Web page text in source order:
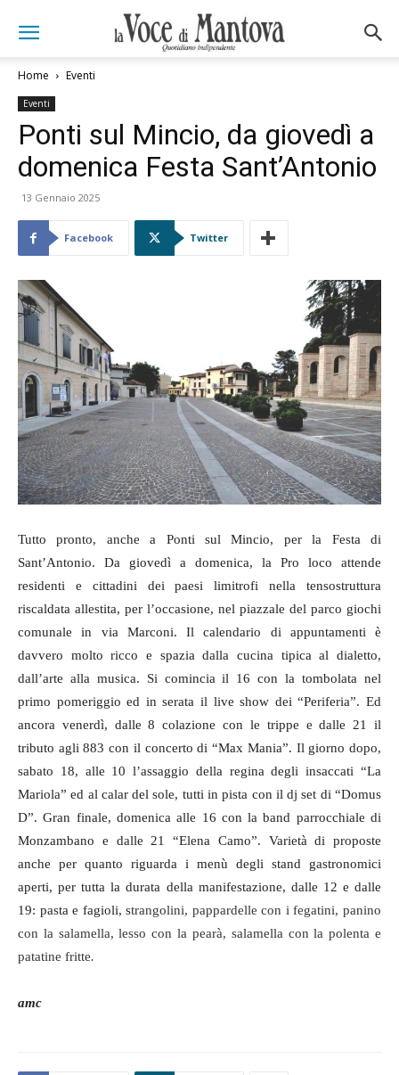
Home Eventi
Eventi
Ponti sul Mincio, da giovedì a
domenica Festa Sant’Antonio
13 Gennaio 2025
Facebook Twitter
Tutto pronto, anche a Ponti sul Mincio, per la Festa di
Sant’Antonio. Da giovedì a domenica, la Pro loco attende
residenti e cittadini dei paesi limitrofi nella tensostruttura
riscaldata allestita, per l’occasione, nel piazzale del parco giochi
comunale in via Marconi. Il calendario di appuntamenti è
davvero molto ricco e spazia dalla cucina tipica al dialetto,
dall’arte alla musica. Si comincia il 16 con la tombolata nel
primo pomeriggio ed in serata il live show dei “Periferia”. Ed
ancora venerdì, dalle 8 colazione con le trippe e dalle 21 il
tributo agli 883 con il concerto di “Max Mania”. Il giorno dopo,
sabato 18, alle 10 l’assaggio della regina degli insaccati “La
Mariola” ed al calar del sole, tutti in pista con il dj set di “Domus
D”. Gran finale, domenica alle 16 con la band parrocchiale di
Monzambano e dalle 21 “Elena Camo”. Varietà di proposte
anche per quanto riguarda i menù degli stand gastronomici
aperti, per tutta la durata della manifestazione, dalle 12 e dalle
19: pasta e fagioli, strangolini, pappardelle con i fegatini, panino
con la salamella, lesso con la pearà, salamella con la polenta e
patatine fritte.
amc